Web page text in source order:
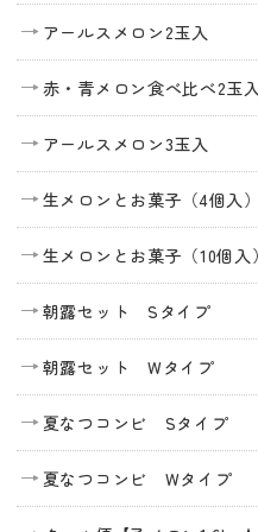
アールスメロン2玉入
赤・青メロン食べ比べ2玉入
アールスメロン3玉入
生メロンとお菓子（4個入
生メロンとお菓子（10個
朝露セット Sタイプ
朝露セット Wタイプ
夏なつコンビ Sタイプ
夏なつコンビ Wタイプ